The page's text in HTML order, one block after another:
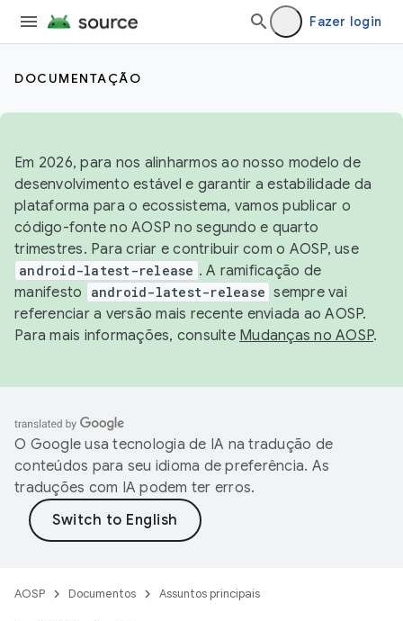
Fazer login
DOCUMENTAÇÃO
Em 2026, para nos alinharmos ao nosso modelo de
desenvolvimento estável e garantir a estabilidade da
plataforma para o ecossistema, vamos publicar o
código-fonte no AOSP no segundo e quarto
trimestres. Para criar e contribuir com o AOSP, use
android-latest-release . A ramificação de
manifesto
android-latest-release sempre vai
referenciar a versão mais recente enviada ao AOSP.
Para mais informações, consulte Mudanças no AOSP.
O Google usa tecnologia de IA na tradução de
conteúdos para seu idioma de preferência. As
traduções com IA podem ter erros.
AOSP Documentos Assuntos principais